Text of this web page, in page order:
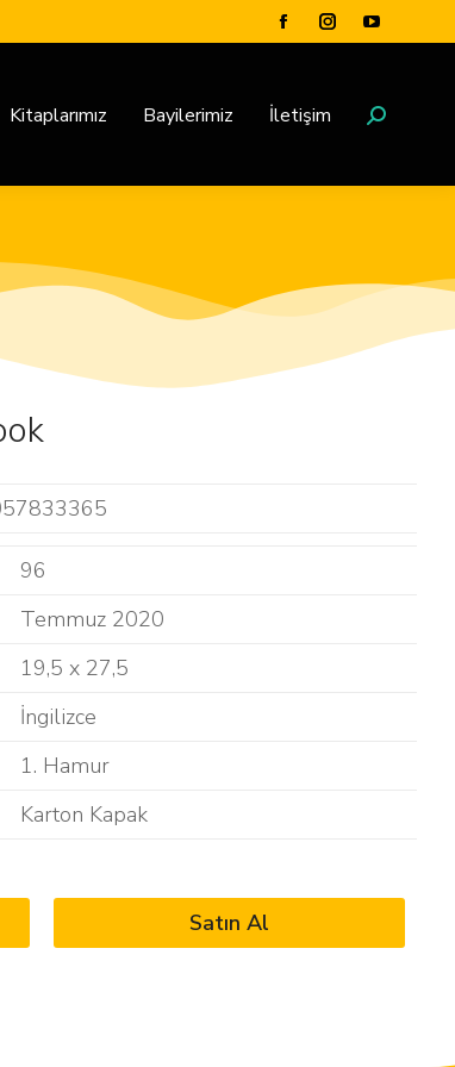
Kitaplarımız Bayilerimiz İletişim
96
Temmuz 2020
19,5 x 27,5
İngilizce
1. Hamur
Karton Kapak
Satın Al